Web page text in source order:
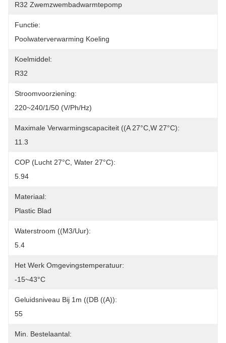
R32 Zwemzwembadwarmtepomp
Functie:
Poolwaterverwarming Koeling
Koelmiddel:
R32
Stroomvoorziening:
220~240/1/50 (V/Ph/Hz)
Maximale Verwarmingscapaciteit ((A 27°C,W 27°C):
11.3
COP (lucht 27°C, Water 27°C):
5.94
Materiaal:
Plastic Blad
Waterstroom ((m3/uur):
5.4
Het Werk Omgevingstemperatuur:
-15~43°C
Geluidsniveau Bij 1m ((dB ((A)):
55
Min. Bestelaantal: